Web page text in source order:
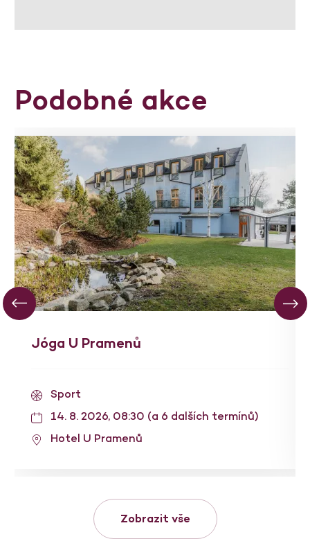
Podobné akce
Jóga U Pramenů
Sport
14. 8. 2026, 08:30 (a 6 dalších termínů)
Hotel U Pramenů
Zobrazit vše